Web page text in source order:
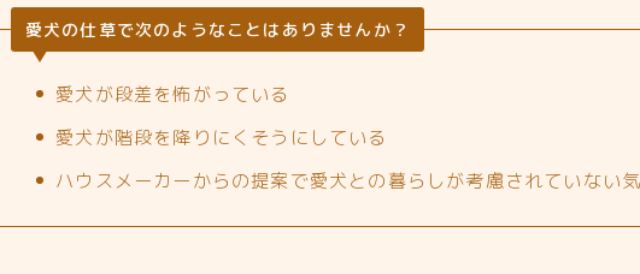
愛犬の仕草で次のようなことはありませんか？
愛犬が段差を怖がっている
愛犬が階段を降りにくそうにしている
ハウスメーカーからの提案で愛犬との暮らしが考慮されていない